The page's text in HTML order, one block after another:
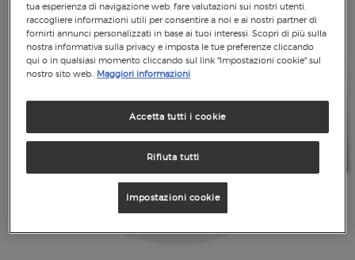
tua esperienza di navigazione web, fare valutazioni sui nostri utenti,
raccogliere informazioni utili per consentire a noi e ai nostri partner di
fornirti annunci personalizzati in base ai tuoi interessi. Scopri di più sulla
nostra informativa sulla privacy e imposta le tue preferenze cliccando
qui o in qualsiasi momento cliccando sul link "Impostazioni cookie" sul
nostro sito web. Maggiori informazioni
Rifiuta tutti
Accetta tutti i cookie
Impostazioni cookie